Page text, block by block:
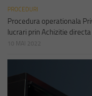
PROCEDURI
Procedura operationala
lucrari prin Achizitie directa
10 MAI 2022